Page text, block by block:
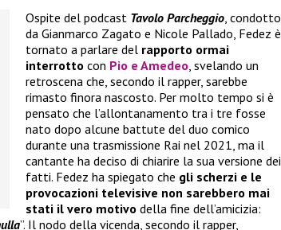
Ospite del podcast Tavolo Parcheggio , condotto
da Gianmarco Zagato e Nicole Pallado, Fedez è
tornato a parlare del rapporto ormai
interrotto con Pio e Amedeo , svelando un
retroscena che, secondo il rapper, sarebbe
rimasto finora nascosto. Per molto tempo si è
pensato che l’allontanamento tra i tre fosse
nato dopo alcune battute del duo comico
durante una trasmissione Rai nel 2021, ma il
cantante ha deciso di chiarire la sua versione dei
fatti. Fedez ha spiegato che gli scherzi e le
provocazioni televisive non sarebbero mai
stati il vero motivo della fine dell’amicizia:
”. Il nodo della vicenda, secondo il rapper,